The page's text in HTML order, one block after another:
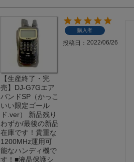
【生産終了・完
売】DJ-G7Gエア
バンドSP（かっこ
いい限定ゴール
ド.ver） 新品残り
わずか/最後の新品
在庫です！貴重な
1200MHz運用可
能なハンディ機で
す！■液晶保護シ
購入者
投稿日 2022/06/26